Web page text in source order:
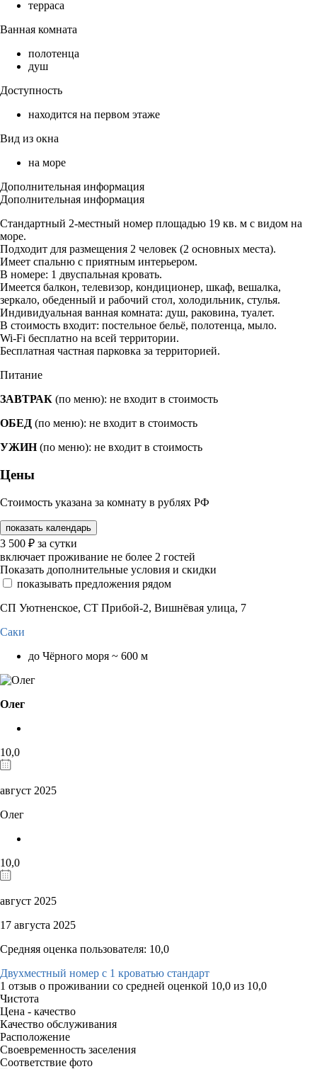
терраса
Ванная комната
полотенца
душ
Доступность
находится на первом этаже
Вид из окна
на море
Дополнительная информация
Дополнительная информация
Стандартный 2-местный номер площадью 19 кв. м с видом на
море.
Подходит для размещения 2 человек (2 основных места).
Имеет спальню с приятным интерьером.
В номере: 1 двуспальная кровать.
Имеется балкон, телевизор, кондиционер, шкаф, вешалка,
зеркало, обеденный и рабочий стол, холодильник, стулья.
Индивидуальная ванная комната: душ, раковина, туалет.
В стоимость входит: постельное бельё, полотенца, мыло.
Wi-Fi бесплатно на всей территории.
Бесплатная частная парковка за территорией.
Питание
ЗАВТРАК (по меню): не входит в стоимость
ОБЕД (по меню): не входит в стоимость
УЖИН(по меню): не входит в стоимость
Цены
Стоимость указана за комнату в рублях РФ
показать календарь
3 500 ₽ за сутки
включает проживание не более 2 гостей
Показать дополнительные условия и скидки
показывать предложения рядом
СП Уютненское, СТ Прибой-2, Вишнёвая улица, 7
Саки
до Чёрного моря ~ 600 м
Олег
10,0
август 2025
Олег
10,0
август 2025
17 августа 2025
Средняя оценка пользователя: 10,0
Двухместный номер с 1 кроватью стандарт
1 отзыв о проживании со средней оценкой 10,0 из 10,0
Чистота
Цена - качество
Качество обслуживания
Расположение
Своевременность заселения
Соответствие фото